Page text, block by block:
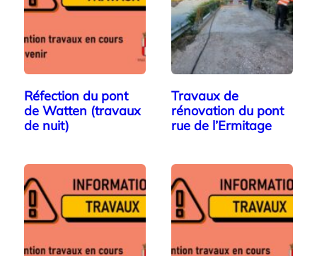
Réfection du pont
de Watten (travaux
de nuit)
Travaux de
rénovation du pont
rue de l’Ermitage